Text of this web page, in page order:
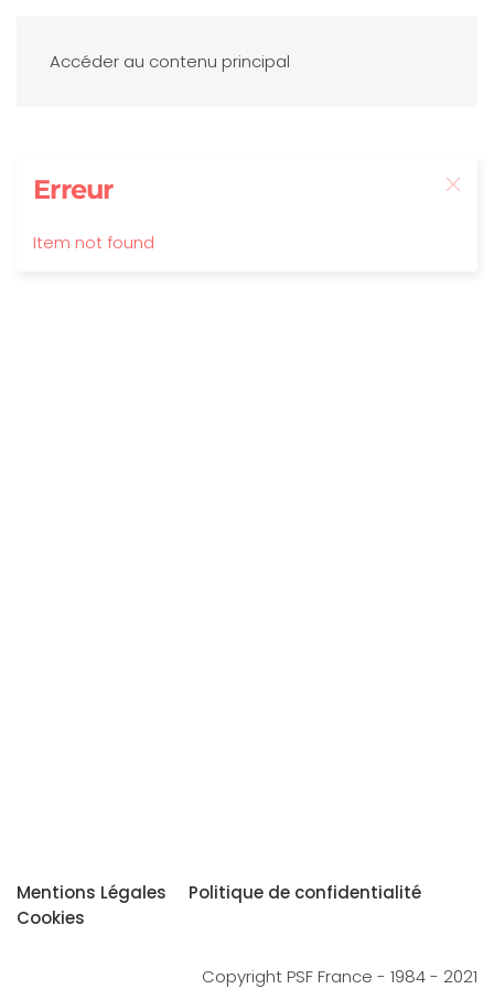
Accéder au contenu principal
Erreur
Item not found
Mentions Légales
Politique de confidentialité
Cookies
Copyright PSF France - 1984 - 2021